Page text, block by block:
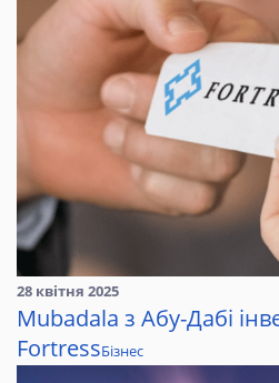
28 квітня 2025
Mubadala з Абу-Дабі
FortressБізнес